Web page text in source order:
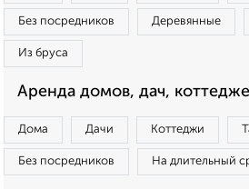
Без посредников Деревянные
Из бруса
Аренда домов, дач,
Дома Дачи Коттеджи
Без посредников На длительный